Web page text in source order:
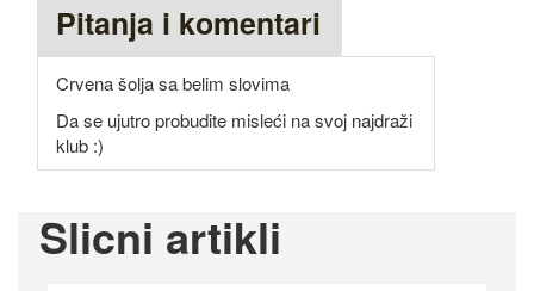
Pitanja i komentari
Crvena šolja sa belim slovima
Da se ujutro probudite misleći na svoj najdraži
klub :)
Slicni artikli